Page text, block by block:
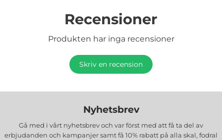
Recensioner
Produkten har inga recensioner
Skriv en recension
Nyhetsbrev
Gå med i vårt nyhetsbrev och var först med att få ta del av
erbjudanden och kampanjer samt få 10% rabatt på alla skal, fodral